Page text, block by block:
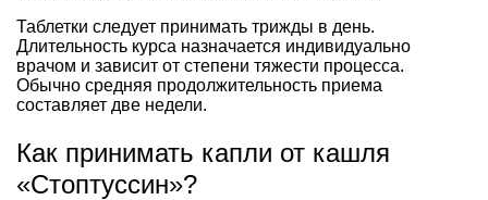
Таблетки следует принимать трижды в день.
Длительность курса назначается индивидуально
врачом и зависит от степени тяжести процесса.
Обычно средняя продолжительность приема
составляет две недели.
Как принимать капли от кашля
«Стоптуссин»?